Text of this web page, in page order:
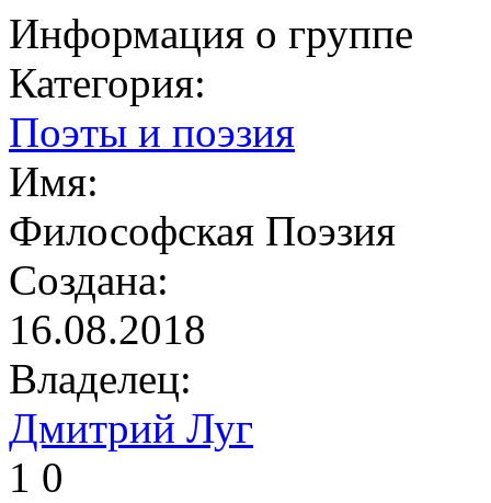
Информация о группе
Категория:
Поэты и поэзия
Имя:
Философская Поэзия
Создана:
16.08.2018
Владелец:
Дмитрий Луг
1 0